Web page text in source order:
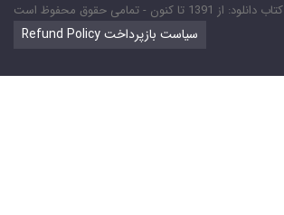
کتاب دانلود: از 1391 تا کنون - تمامی حقوق محفوظ است
Refund Policy سیاست بازپرداخت